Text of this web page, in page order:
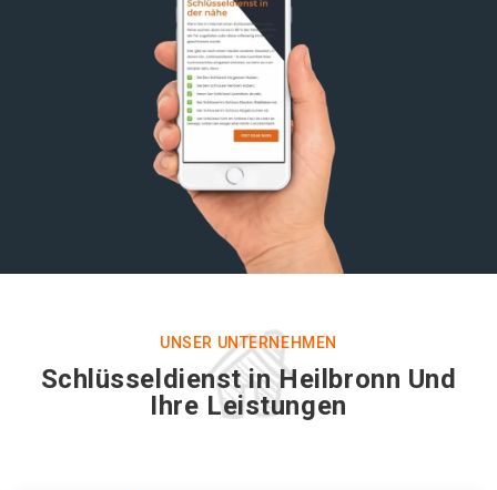
UNSER UNTERNEHMEN
Schlüsseldienst in Heilbronn Und
Ihre Leistungen